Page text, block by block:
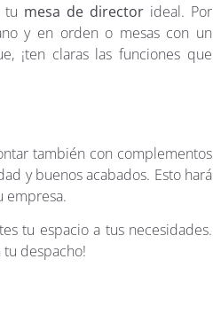
tu mesa de directorideal. Por
y en orden o mesas con un
¡ten claras las funciones que
también con complementos
y buenos acabados. Esto hará
empresa.
tu espacio a tus necesidades.
tu despacho!